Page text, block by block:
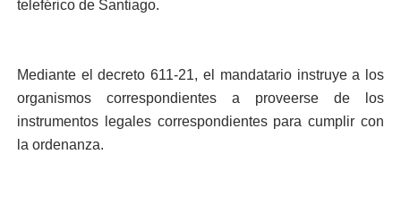
teleférico de Santiago.
Mediante el decreto 611-21, el mandatario instruye a los
organismos correspondientes a proveerse de los
instrumentos legales correspondientes para cumplir con
la ordenanza.